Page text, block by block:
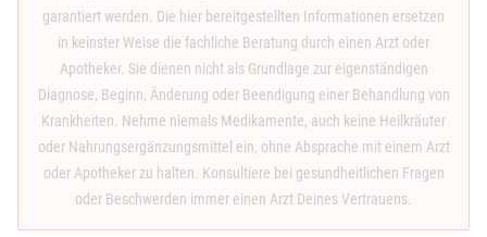
garantiert werden. Die hier bereitgestellten Informationen ersetzen
in keinster Weise die fachliche Beratung durch einen Arzt oder
Apotheker. Sie dienen nicht als Grundlage zur eigenständigen
Diagnose, Beginn, Änderung oder Beendigung einer Behandlung von
Krankheiten. Nehme niemals Medikamente, auch keine Heilkräuter
oder Nahrungsergänzungsmittel ein, ohne Absprache mit einem Arzt
oder Apotheker zu halten. Konsultiere bei gesundheitlichen Fragen
oder Beschwerden immer einen Arzt Deines Vertrauens.